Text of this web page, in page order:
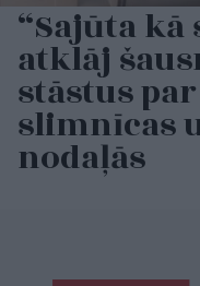
“Sajūta
atklāj
stāstus
slimnīcas
nodaļās